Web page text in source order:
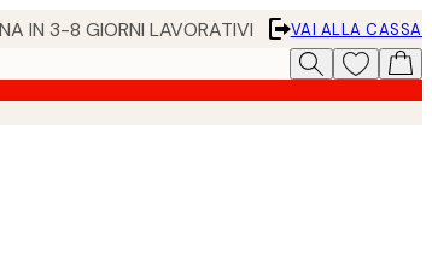
IN 3-8 GIORNI LAVORATIVI
VAI ALLA CASSA